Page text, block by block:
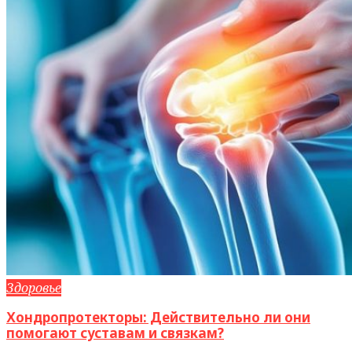
Здоровье
Хондропротекторы: Действительно ли они
помогают суставам и связкам?